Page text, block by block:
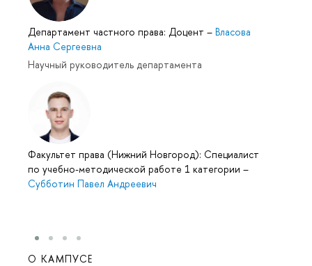
Департамент частного права: Доцент – Власова
Анна Сергеевна
Научный руководитель департамента
Факультет права (Нижний Новгород): Специалист
по учебно-методической работе 1 категории –
Субботин Павел Андреевич
О КАМПУСЕ